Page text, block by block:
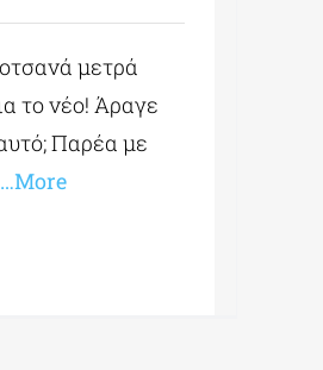
μετρά
το νέο! Άραγε
Παρέα με